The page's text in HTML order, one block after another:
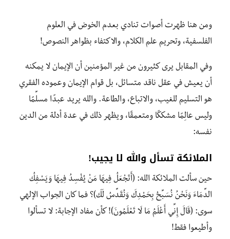
ومن هنا ظهرت أصوات تنادي بعدم الخوض في العلوم
الفلسفية، وتحريم علم الكلام، والاكتفاء بظواهر النصوص!
وفي المقابل يرى كثيرون من غير المؤمنين أن الإيمان لا يمكنه
أن يعيش في عقل ناقد متسائل، بل قوام الإيمان وعموده الفقري
هو التسليم للغيب، والاتباع، والطاعة. والله يريد عبدًا مسلِّمًا
وليس عالِمًا مشككًا ومتعمقًا، ويظهر ذلك في عدة أدلة من الدين
نفسه:
الملائكة تسأل والله لا يجيب!
حين سألت الملائكة الله: (أَتَجْعَلُ فِيهَا مَنْ يُفْسِدُ فِيهَا وَيَسْفِكُ
الدِّمَاءَ وَنَحْنُ نُسَبِّحُ بِحَمْدِكَ وَنُقَدِّسُ لَكَ)؟ فما كان الجواب الإلهي
سوى: (قَالَ إِنِّي أَعْلَمُ مَا لَا تَعْلَمُونَ)! كأن مفاد الإجابة: لا تسألوا
وأطيعوا فقط!